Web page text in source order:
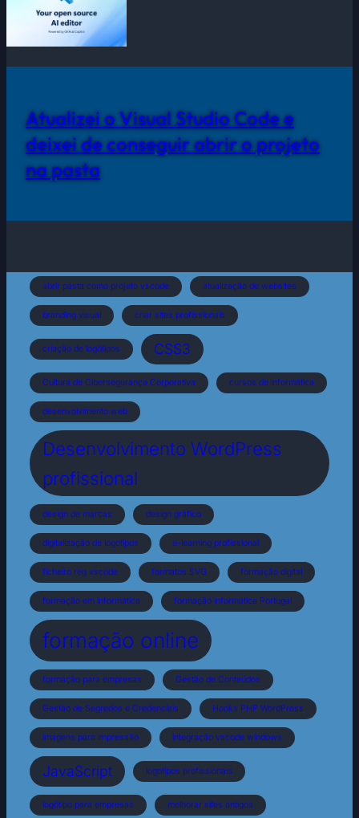
Atualizei o Visual Studio Code e
deixei de conseguir abrir o projeto
na pasta
abrir pasta como projeto vscode atualização de websites
branding visual criar sites profissionais
criação de logótipos CSS3
Cultura de Cibersegurança Corporativa cursos de informática
desenvolvimento web
Desenvolvimento WordPress
profissional
design de marcas design gráfico
digitalização de logotipos e-learning profissional
ficheiro reg vscode formatos SVG formação digital
formação em informática formação informática Portugal
formação online
formação para empresas Gestão de Conteúdos
Gestão de Segredos e Credenciais Hooks PHP WordPress
imagens para impressão integração vscode windows
JavaScript logotipos profissionais
logótipo para empresas melhorar sites antigos